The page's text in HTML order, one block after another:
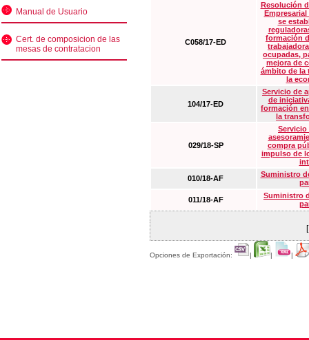
Manual de Usuario
Cert. de composicion de las
mesas de contratacion
C058/17-ED
Resolución
Empresarial
se
formación
ocupadas,
mejora de
ámbito de la
la
104/17-ED
Servicio de
de
formación
la
029/18-SP
Servicio
compra
impulso de
010/18-AF
Suministro
011/18-AF
Suministro
Opciones de Exportación: | | |